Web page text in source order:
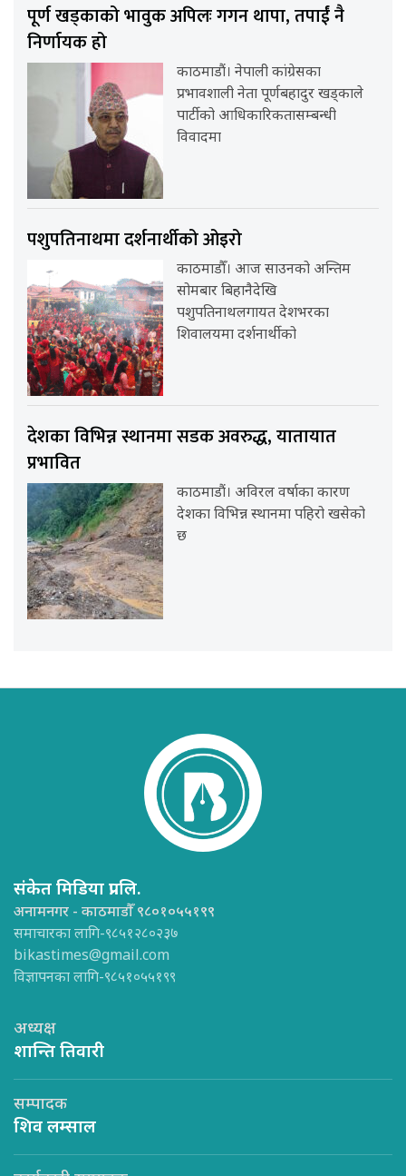
पूर्ण खड्काको भावुक अपिलः गगन थापा, तपाईं नै
निर्णायक हो
काठमाडौं। नेपाली कांग्रेसका
प्रभावशाली नेता पूर्णबहादुर खड्काले
पार्टीको आधिकारिकतासम्बन्धी
विवादमा
पशुपतिनाथमा दर्शनार्थीको ओइरो
काठमाडौँ। आज साउनको अन्तिम
सोमबार बिहानैदेखि
पशुपतिनाथलगायत देशभरका
शिवालयमा दर्शनार्थीको
देशका विभिन्न स्थानमा सडक अवरुद्ध, यातायात
प्रभावित
काठमाडौं। अविरल वर्षाका कारण
देशका विभिन्न स्थानमा पहिरो खसेको
छ
संकेत मिडिया प्रा.लि.
अनामनगर - काठमाडौँ ९८०१०५५१९९
समाचारका लागि-९८५१२८०२३७
bikastimes@gmail.com
विज्ञापनका लागि-९८५१०५५१९९
अध्यक्ष
शान्ति तिवारी
सम्पादक
शिव लम्साल